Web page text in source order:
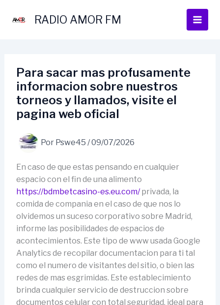
RADIO AMOR FM
Para sacar mas profusamente
informacion sobre nuestros
torneos y llamados, visite el
pagina web oficial
Por Pswe45 /09/07/2026
En caso de que estas pensando en cualquier
espacio con el fin de una alimento
https://bdmbetcasino-es.eu.com/privada, la
comida de compania en el caso de que nos lo
olvidemos un suceso corporativo sobre Madrid,
informe las posibilidades de espacios de
acontecimientos. Este tipo de www usada Google
Analytics de recopilar documentacion para ti tal
como el numero de visitantes del sitio, o bien las
redes de mas esgrimidas. Este establecimiento
brinda cualquier servicio de destruccion sobre
documentos celular con total seguridad, ideal para